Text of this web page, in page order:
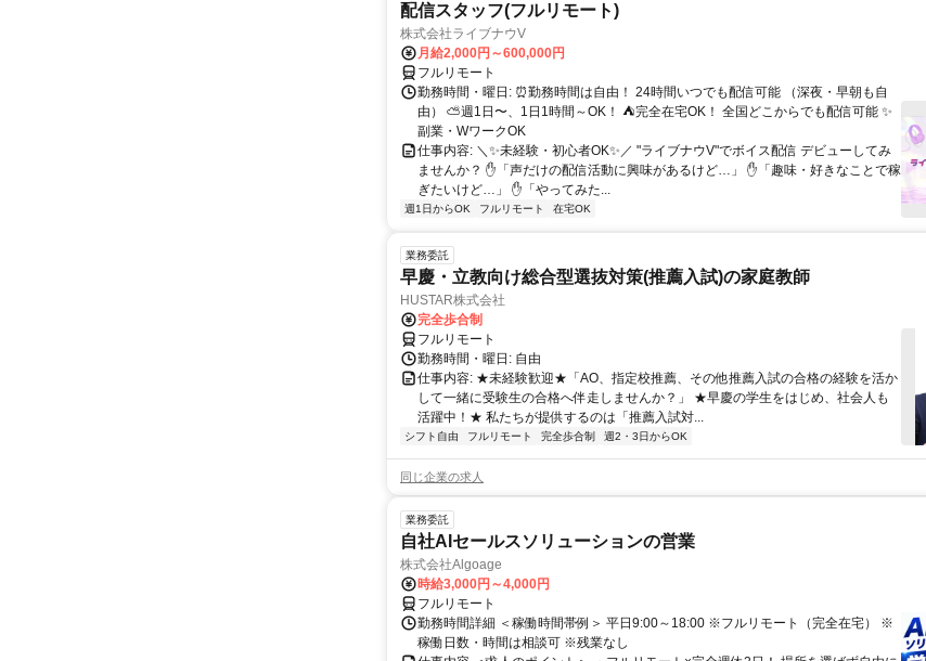
配信スタッフ(フルリモート)
株式会社ライブナウV
月給2,000円～600,000円
フルリモート
勤務時間・曜日: ⏰勤務時間は自由！ 24時間いつでも配信可能 （深夜・早朝も自
由） ⛅週1日〜、1日1時間～OK！ ⛺完全在宅OK！ 全国どこからでも配信可能 ✨
副業・WワークOK
仕事内容: ＼✨未経験・初心者OK✨／ "ライブナウV"でボイス配信 デビューしてみ
ませんか？ ✋「声だけの配信活動に興味があるけど…」 ✋「趣味・好きなことで稼
ぎたいけど…」 ✋「やってみた...
週1日からOK フルリモート 在宅OK
業務委託
早慶・立教向け総合型選抜対策(推薦入試)の家庭教師
HUSTAR株式会社
完全歩合制
フルリモート
勤務時間・曜日: 自由
仕事内容: ★未経験歓迎★「AO、指定校推薦、その他推薦入試の合格の経験を活か
して一緒に受験生の合格へ伴走しませんか？」 ★早慶の学生をはじめ、社会人も
活躍中！★ 私たちが提供するのは「推薦入試対...
シフト自由 フルリモート 完全歩合制 週2・3日からOK
同じ企業の求人
業務委託
自社AIセールスソリューションの営業
株式会社Algoage
時給3,000円～4,000円
フルリモート
勤務時間詳細 ＜稼働時間帯例＞ 平日9:00～18:00 ※フルリモート（完全在宅） ※
稼働日数・時間は相談可 ※残業なし